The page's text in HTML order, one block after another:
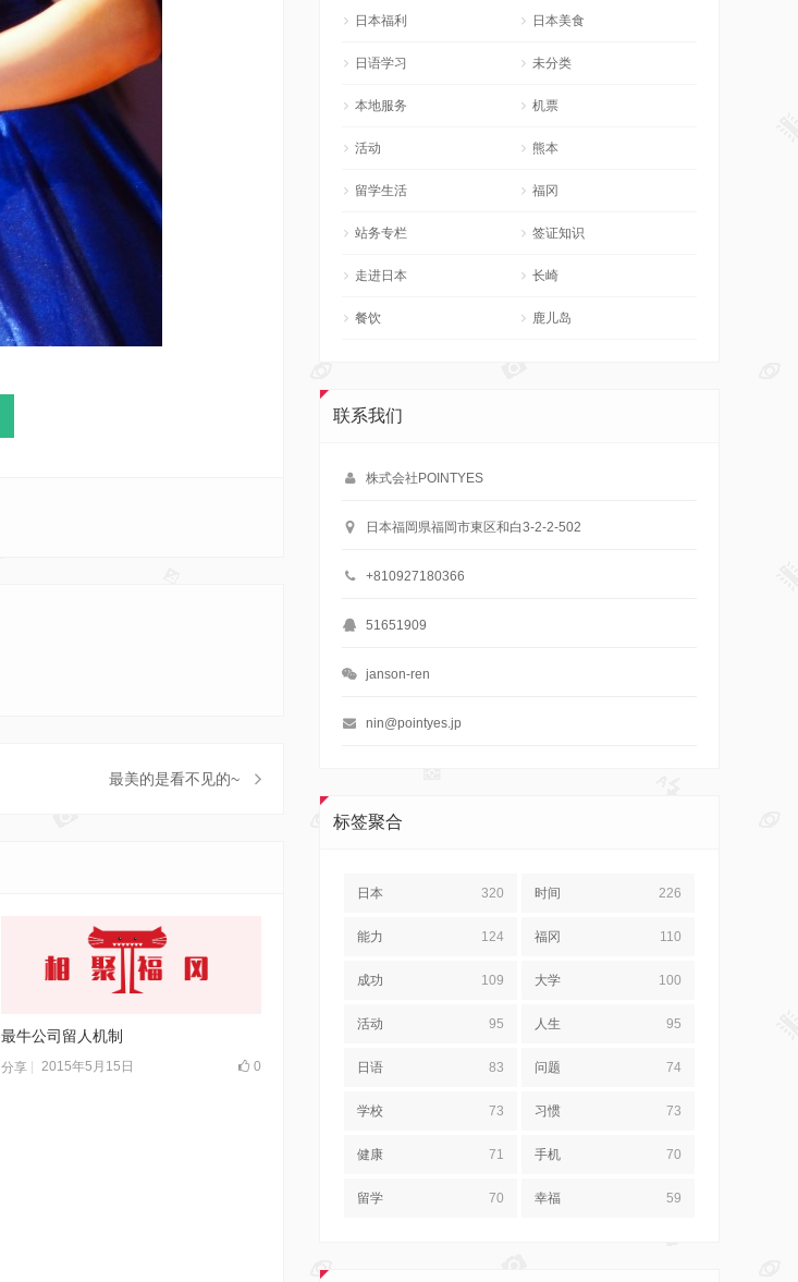
最美的是看不见的~
最牛公司留人机制
分享 2015年5月15日 0
日本福利 日本美食
日语学习 未分类
本地服务 机票
活动 熊本
留学生活 福冈
站务专栏 签证知识
走进日本 长崎
餐饮 鹿儿岛
联系我们
株式会社POINTYES
日本福岡県福岡市東区和白3-2-2-502
+810927180366
51651909
janson-ren
nin@pointyes.jp
标签聚合
日本 320 时间 226
能力 124 福冈 110
成功 109 大学 100
活动 95 人生 95
日语 83 问题 74
学校 73 习惯 73
健康 71 手机 70
留学 70 幸福 59